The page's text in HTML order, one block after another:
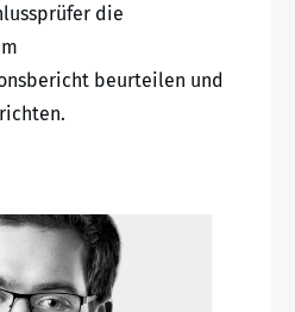
die
beurteilen und